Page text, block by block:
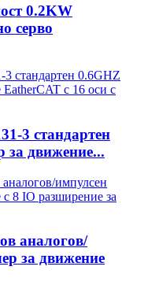
0.2KW
серво
3 стандартен
за движение...
аналогов/
за движение